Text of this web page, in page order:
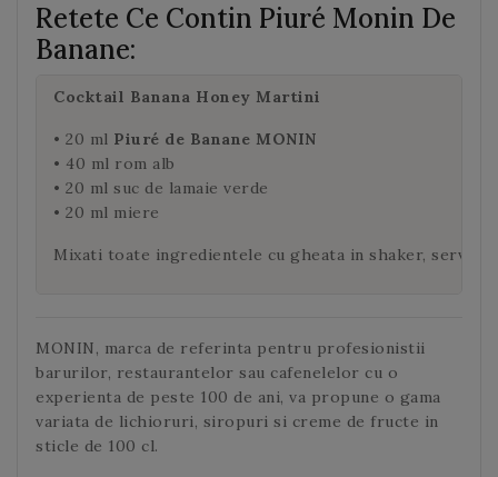
Retete Ce Contin Piuré Monin De
Banane:
Cocktail Banana Honey Martini
• 20 ml Piuré de Banane MONIN
• 40 ml rom alb
• 20 ml suc de lamaie verde
• 20 ml miere
Mixati toate ingredientele cu gheata in shaker, serviti
MONIN, marca de referinta pentru profesionistii
barurilor, restaurantelor sau cafenelelor cu o
experienta de peste 100 de ani, va propune o gama
variata de lichioruri, siropuri si creme de fructe in
sticle de 100 cl.